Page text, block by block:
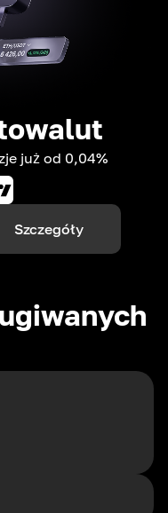
już od 0,04%
Szczegóły